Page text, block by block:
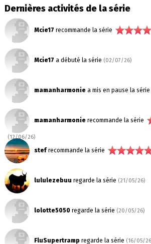
Dernières activités de la série
Mcie17 recommande la série
Mcie17 a débuté la série (02/07/26)
mamanharmoniea mis en pause la série
mamanharmonierecommande la série
(12/06/26)
stefrecommande la série
lululezebuu regarde la série (21/05/26)
lolotte5050regarde la série (20/05/26)
FluSupertrampregarde la série (16/05/